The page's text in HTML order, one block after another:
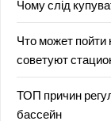
Чому слід
Что может пойти
советуют
ТОП причин
бассейн